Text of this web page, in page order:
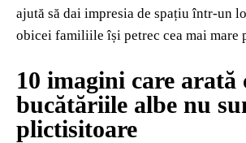
ajută să dai impresia de spațiu într-un
obicei familiile își petrec cea mai mare
10 imagini care arată
bucătăriile albe nu
plictisitoare